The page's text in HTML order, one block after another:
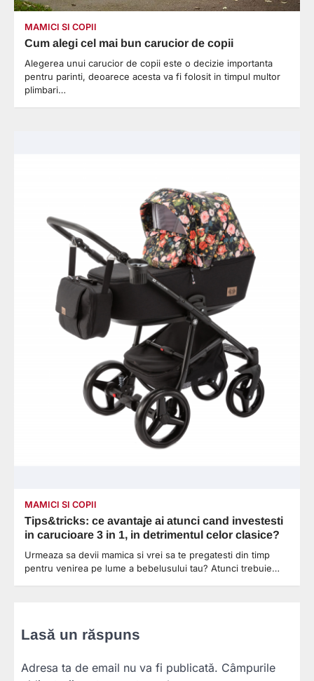
MAMICI SI COPII
Cum alegi cel mai bun carucior de copii
Alegerea unui carucior de copii este o decizie importanta
pentru parinti, deoarece acesta va fi folosit in timpul multor
plimbari…
MAMICI SI COPII
Tips&tricks: ce avantaje ai atunci cand investesti
in carucioare 3 in 1, in detrimentul celor clasice?
Urmeaza sa devii mamica si vrei sa te pregatesti din timp
pentru venirea pe lume a bebelusului tau? Atunci trebuie…
Lasă un răspuns
Adresa ta de email nu va fi publicată. Câmpurile